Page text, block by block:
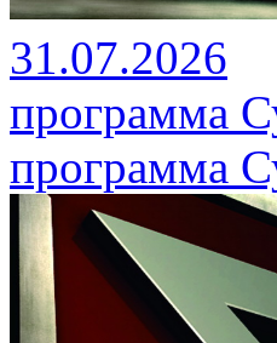
31.07.2026
программа
программа